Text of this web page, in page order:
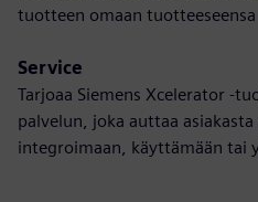
tuotteen omaan tuotteeseensa
Service
Tarjoaa Siemens Xcelerator -
palvelun, joka auttaa
integroimaan, käyttämään tai